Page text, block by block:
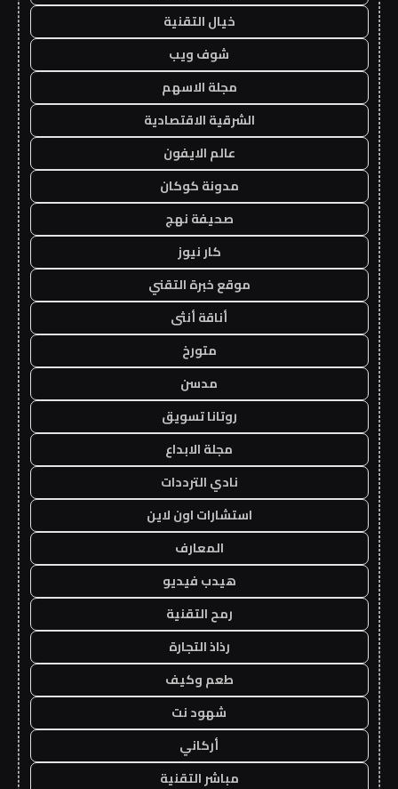
خيال التقنية
شوف ويب
مجلة الاسهم
الشرقية الاقتصادية
عالم الايفون
مدونة كوكان
صحيفة نهج
كار نيوز
موقع خبرة التقني
أناقة أنثى
متورخ
مدسن
روتانا تسويق
مجلة الابداع
نادي الترددات
استشارات اون لاين
المعارف
هيدب فيديو
رمح التقنية
رذاذ التجارة
طعم وكيف
شهود نت
أركاني
مباشر التقنية